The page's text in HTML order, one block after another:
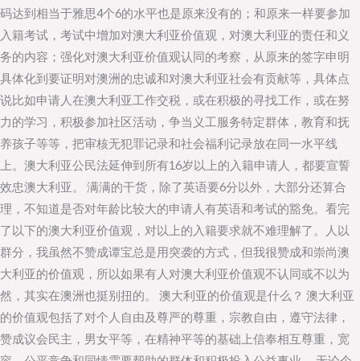
码达到相当于雅思4个6的水平也是原来没有的；和原来一样要参加
入籍考试，考试中增加对澳大利亚价值观，对澳大利亚的责任和义
务的内容；强化对澳大利亚价值观认同的考察，从原来的签字申明
具体化到要证明对澳洲的忠诚和对澳大利亚社会有贡献等，具体点
说比如申请人在澳大利亚工作交税，或在积极的寻找工作，或在努
力的学习，积极参加社区活动，争当义工服务特定群体，教育和抚
养孩子等等，把审核无犯罪记录和社会福利记录放在同一水平线
上。澳大利亚公民法延伸到所有16岁以上的入籍申请人，都要宣誓
效忠澳大利亚。 满满的干货，除了英语要6分以外，大部分还算合
理，不知道是否对年龄比较大的申请人有英语和考试的豁免。看完
了以下的澳大利亚价值观，对以上的入籍要求就不难理解了。人以
群分，我虽然不赞成谭宝总是用突袭的方式，但我很赞成和崇尚澳
大利亚的价值观，所以如果有人对澳大利亚价值观不认同或不以为
然，其实在澳洲也挺别扭的。 澳大利亚的价值观是什么？ 澳大利亚
的价值观包括了对个人自由及尊严的尊重，宗教自由，遵守法律，
赞成议会民主，男女平等，在精神平等的基础上信奉相互尊重，宽